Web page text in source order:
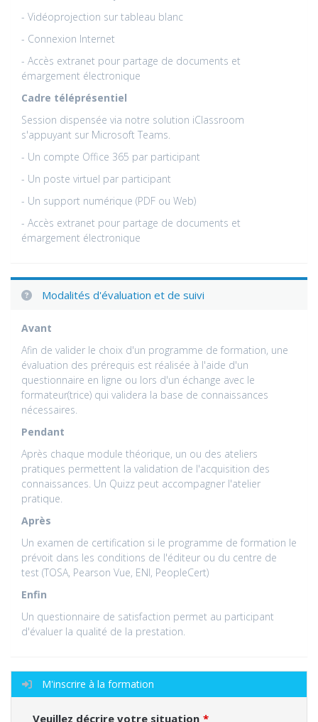
- Vidéoprojection sur tableau blanc
- Connexion Internet
- Accès extranet pour partage de documents et
émargement électronique
Cadre téléprésentiel
Session dispensée via notre solution iClassroom
s'appuyant sur Microsoft Teams.
- Un compte Office 365 par participant
- Un poste virtuel par participant
- Un support numérique (PDF ou Web)
- Accès extranet pour partage de documents et
émargement électronique
Modalités d'évaluation et de suivi
Avant
Afin de valider le choix d'un programme de formation, une
évaluation des prérequis est réalisée à l'aide d'un
questionnaire en ligne ou lors d'un échange avec le
formateur(trice) qui validera la base de connaissances
nécessaires.
Pendant
Après chaque module théorique, un ou des ateliers
pratiques permettent la validation de l'acquisition des
connaissances. Un Quizz peut accompagner l'atelier
pratique.
Après
Un examen de certification si le programme de formation le
prévoit dans les conditions de l'éditeur ou du centre de
test (TOSA, Pearson Vue, ENI, PeopleCert)
Enfin
Un questionnaire de satisfaction permet au participant
d'évaluer la qualité de la prestation.
M'inscrire à la formation
Veuillez décrire votre situation